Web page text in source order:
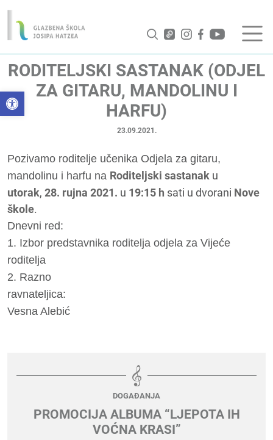
Open toolbar
RODITELJSKI SASTANAK (ODJEL
ZA GITARU, MANDOLINU I
HARFU)
23.09.2021.
Pozivamo roditelje učenika Odjela za gitaru,
mandolinu i harfu na Roditeljski sastanak u
utorak, 28. rujna 2021. u 19:15 h sati u dvorani Nove
škole.
Dnevni red:
1. Izbor predstavnika roditelja odjela za Vijeće
roditelja
2. Razno
ravnateljica:
Vesna Alebić
DOGAĐANJA
PROMOCIJA ALBUMA “LJEPOTA IH
VOĆNA KRASI”